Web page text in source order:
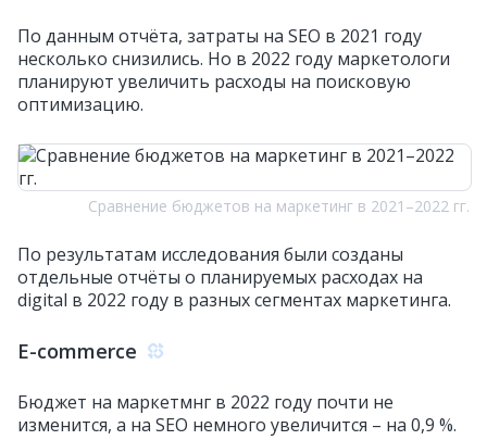
По данным отчёта, затраты на SEO в 2021 году
несколько снизились. Но в 2022 году маркетологи
планируют увеличить расходы на поисковую
оптимизацию.
Сравнение бюджетов на маркетинг в 2021–2022 гг.
По результатам исследования были созданы
отдельные отчёты о планируемых расходах на
digital в 2022 году в разных сегментах маркетинга.
E-commerce
Бюджет на маркетмнг в 2022 году почти не
изменится, а на SEO немного увеличится – на 0,9 %.